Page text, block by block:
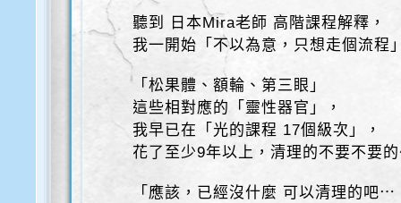
聽到 日本Mira老師 高階課程解釋，
我一開始「不以為意，只想走個流程
「松果體、額輪、第三眼」
這些相對應的「靈性器官」，
我早已在「光的課程 17個級次」，
花了至少9年以上，清理的不要不要
「應該，已經沒什麼 可以清理的吧⋯